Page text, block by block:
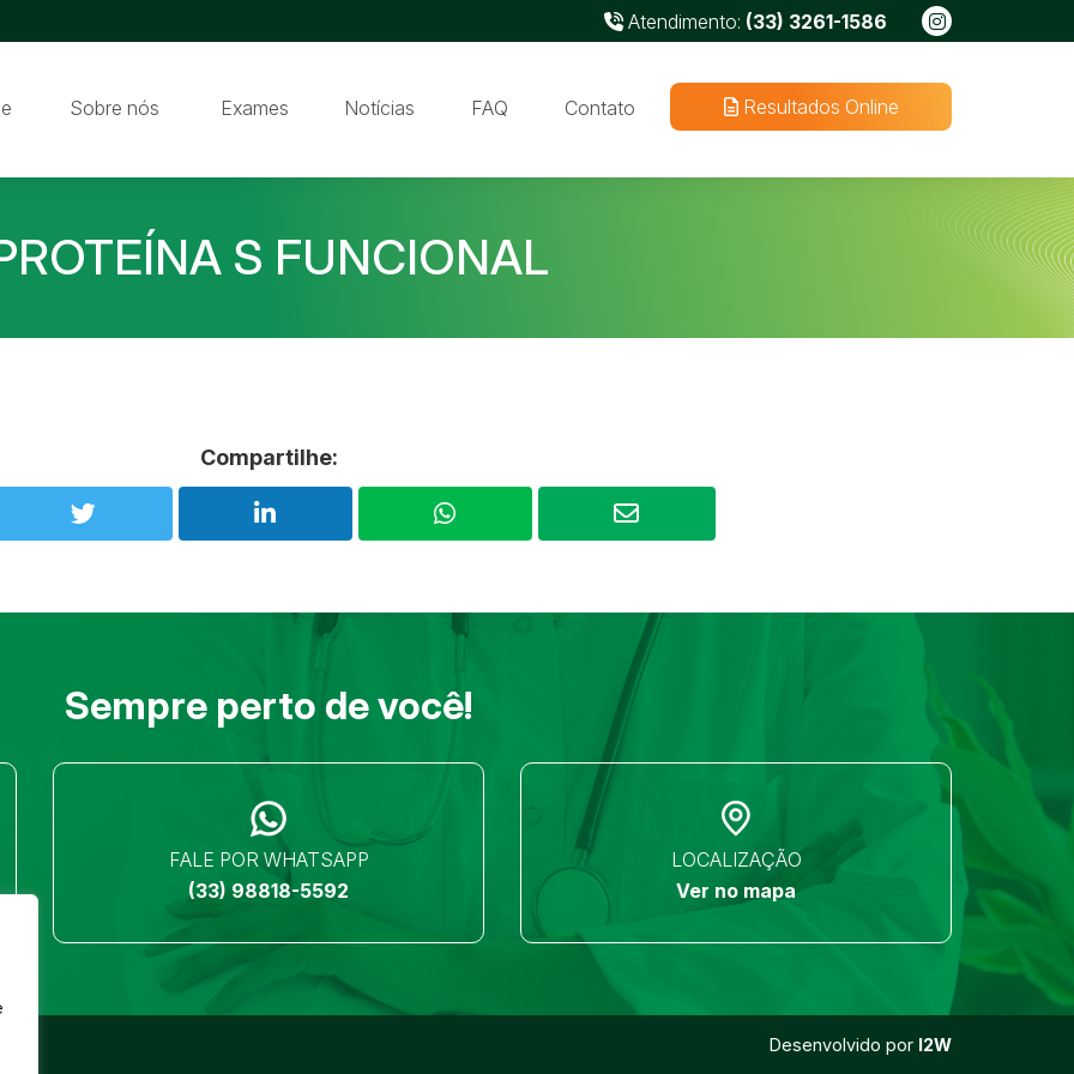
Atendimento: (33) 3261-1586
Sobre nós Exames Notícias FAQ Contato Resultados Online
S FUNCIONAL
Compartilhe:
Sempre perto de você!
FALE POR WHATSAPP
(33) 98818-5592
LOCALIZAÇÃO
Ver no mapa
Desenvolvido por I2W